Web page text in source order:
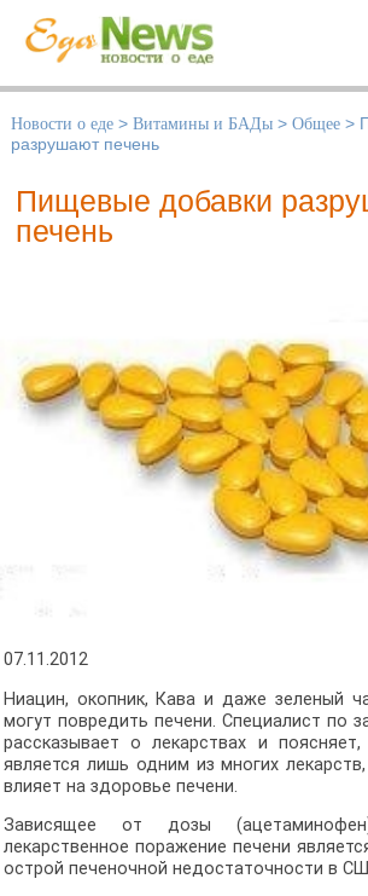
Новости о еде > Витамины и БАДы > Общее >
разрушают печень
Пищевые добавки
печень
07.11.2012
Ниацин, окопник, Кава и даже зеленый
могут повредить печени. Специалист по
рассказывает о лекарствах и
является лишь одним из многих
влияет на здоровье печени.
Зависящее от дозы
лекарственное поражение печени
острой печеночной недостаточности в